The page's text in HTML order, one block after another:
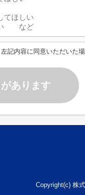
記内容に同意いただいた
あります
Copyright(c) 株